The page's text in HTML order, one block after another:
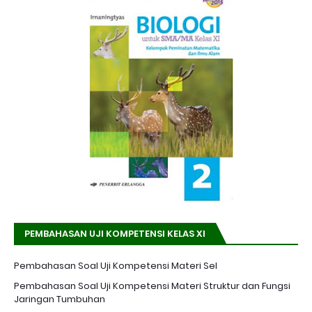
PEMBAHASAN UJI KOMPETENSI KELAS XI
Pembahasan Soal Uji Kompetensi Materi Sel
Pembahasan Soal Uji Kompetensi Materi Struktur dan Fungsi
Jaringan Tumbuhan